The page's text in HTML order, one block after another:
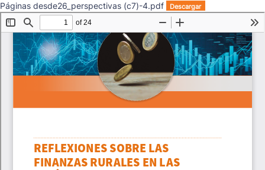
Páginas desde26_perspectivas (c7)-4.pdf Descargar